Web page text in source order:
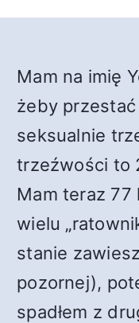
Mam na imię
żeby
seksualnie
trzeźwości to
Mam teraz 77
wielu
stanie
pozornej),
spadłem z